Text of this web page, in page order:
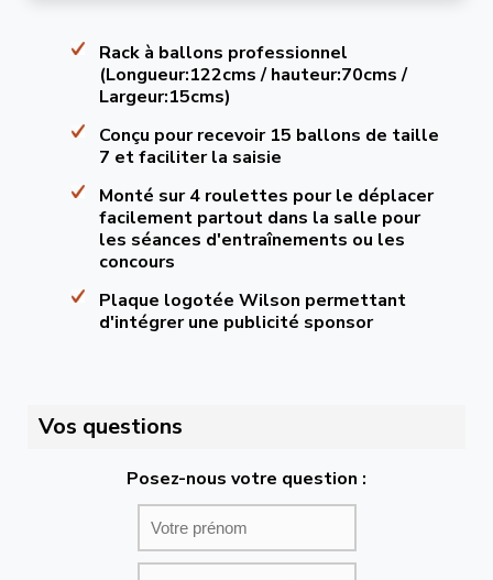
Rack à ballons professionnel
(Longueur:122cms / hauteur:70cms /
Largeur:15cms)
Conçu pour recevoir 15 ballons de taille
7 et faciliter la saisie
Monté sur 4 roulettes pour le déplacer
facilement partout dans la salle pour
les séances d'entraînements ou les
concours
Plaque logotée Wilson permettant
d'intégrer une publicité sponsor
Vos questions
Posez-nous votre question :